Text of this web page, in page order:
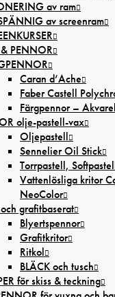
av ram
av screenram
PENNOR
Caran d’Ache
Faber Castell
Färgpennor –
olje-pastell-vax
Oljepastell
Sennelier Oil Stick
Torrpastell,
Vattenlösliga kritor
NeoColor
grafitbaserat
Blyertspennor
Grafitkritor
Ritkol
BLÄCK och tusch
för skiss & teckning